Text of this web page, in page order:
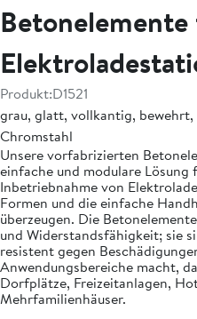
Produkt:D1521
grau, glatt, vollkantig,
Chromstahl
Unsere vorfabrizierten
einfache und modulare
Inbetriebnahme von
Formen und die einfache
überzeugen. Die
und Widerstandsfähigkeit; sie
resistent gegen
Anwendungsbereiche macht,
Dorfplätze, Freizeitanlagen,
Mehrfamilienhäuser.